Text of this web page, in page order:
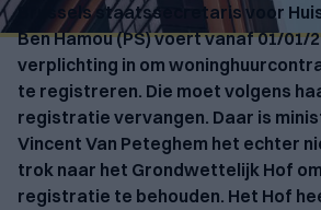
Brussels staatssecretaris voor
Ben Hamou (PS) voert vanaf 01/01/
verplichting in om
te registreren. Die moet volgens
registratie vervangen. Daar is
Vincent Van Peteghem het echter
trok naar het Grondwettelijk Hof
registratie te behouden. Het Hof